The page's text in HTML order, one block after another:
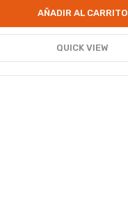
AÑADIR AL CARRITO
QUICK VIEW